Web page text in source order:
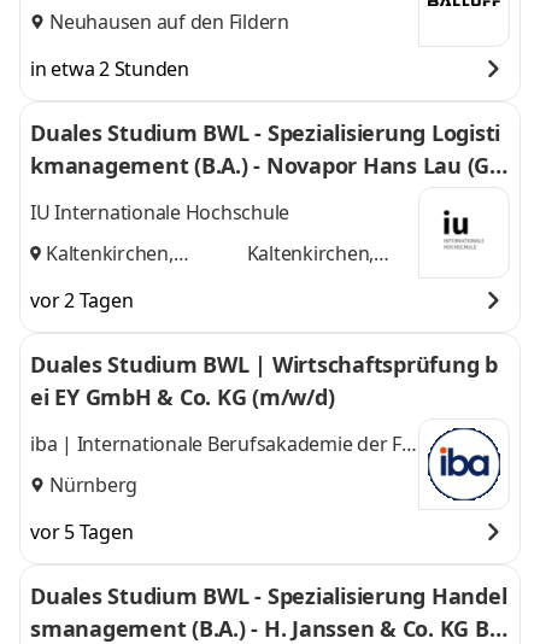
Neuhausen auf den Fildern
in etwa 2 Stunden
Duales Studium BWL - Spezialisierung Logisti
kmanagement (B.A.) - Novapor Hans Lau (G
mbH & Co) KG
IU Internationale Hochschule
Kaltenkirchen,
Kaltenkirchen,
vor 2 Tagen
Duales Studium BWL | Wirtschaftsprüfung b
ei EY GmbH & Co. KG (m/w/d)
iba | Internationale Berufsakademie der F +
U Unternehmensgruppe gGmbH
Nürnberg
vor 5 Tagen
Duales Studium BWL - Spezialisierung Handel
smanagement (B.A.) - H. Janssen & Co. KG Bo